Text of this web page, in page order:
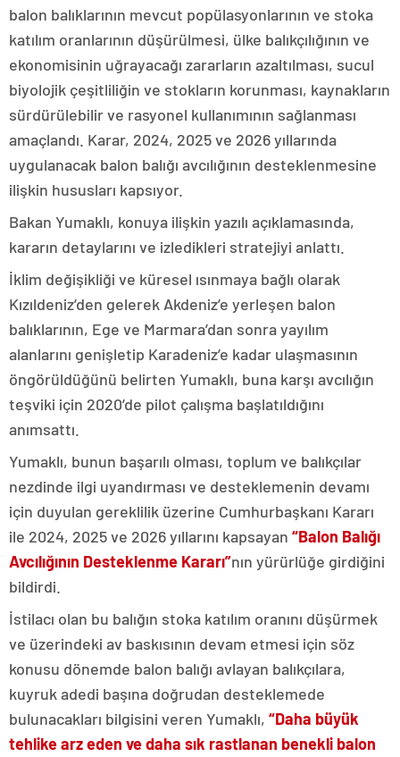
balon balıklarının mevcut popülasyonlarının ve stoka
katılım oranlarının düşürülmesi, ülke balıkçılığının ve
ekonomisinin uğrayacağı zararların azaltılması, sucul
biyolojik çeşitliliğin ve stokların korunması, kaynakların
sürdürülebilir ve rasyonel kullanımının sağlanması
amaçlandı. Karar, 2024, 2025 ve 2026 yıllarında
uygulanacak balon balığı avcılığının desteklenmesine
ilişkin hususları kapsıyor.
Bakan Yumaklı, konuya ilişkin yazılı açıklamasında,
kararın detaylarını ve izledikleri stratejiyi anlattı.
İklim değişikliği ve küresel ısınmaya bağlı olarak
Kızıldeniz’den gelerek Akdeniz’e yerleşen balon
balıklarının, Ege ve Marmara’dan sonra yayılım
alanlarını genişletip Karadeniz’e kadar ulaşmasının
öngörüldüğünü belirten Yumaklı, buna karşı avcılığın
teşviki için 2020’de pilot çalışma başlatıldığını
anımsattı.
Yumaklı, bunun başarılı olması, toplum ve balıkçılar
nezdinde ilgi uyandırması ve desteklemenin devamı
için duyulan gereklilik üzerine Cumhurbaşkanı Kararı
ile 2024, 2025 ve 2026 yıllarını kapsayan “Balon Balığı
Avcılığının Desteklenme Kararı”nın yürürlüğe girdiğini
bildirdi.
İstilacı olan bu balığın stoka katılım oranını düşürmek
ve üzerindeki av baskısının devam etmesi için söz
konusu dönemde balon balığı avlayan balıkçılara,
kuyruk adedi başına doğrudan desteklemede
bulunacakları bilgisini veren Yumaklı, “Daha büyük
tehlike arz eden ve daha sık rastlanan benekli balon